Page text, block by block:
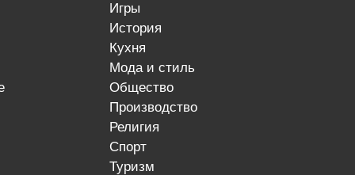
игры
история
кухня
мода и стиль
общество
производство
религия
спорт
туризм